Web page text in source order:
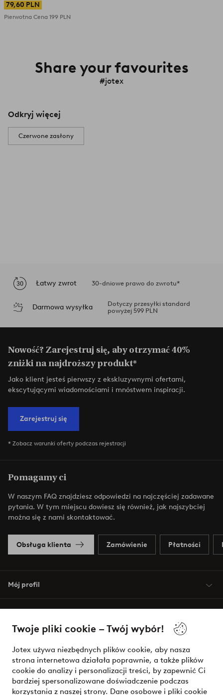
Twoje pliki cookie – Twój wybór!
Jotex używa niezbędnych plików cookie, aby nasza
strona internetowa działała poprawnie, a także plików
cookie do analizy i personalizacji treści, by zapewnić Ci
bardziej spersonalizowane doświadczenie podczas
korzystania z naszej strony. Dane osobowe i pliki cookie
79,60 PLN
Pierwotna Cena 199 PLN
Share your favourites
#jotex
Odkryj więcej
Czerwone zasłony
Łatwy zwrot 30-dniowe prawo do zwrotu*
Darmowa wysyłka
Dotyczy przesyłki standard
powyżej 599 PLN
Nowość? Zarejestruj się, aby otrzymać 40%
zniżki na najdroższy produkt*
Jako klient jesteś pierwszy z ekskluzywnymi ofertami,
ekscytującymi wiadomościami i mnóstwem inspiracji.
Zarejestruj się
* Zobacz warunki oferty podczas rejestracji
Pomagamy ci
W naszym FAQ znajdziesz odpowiedzi na najczęściej zadawane
pytania. W tym miejscu dowiesz się również, jak najszybciej
można się z nami skontaktować.
Obsługa klienta Zamówienie Płatności
Mój profil
Warunki